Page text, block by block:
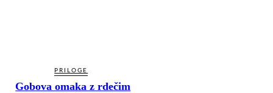
PRILOGE
Gobova omaka z rdečim